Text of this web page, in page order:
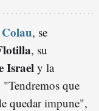
, se
, su
Israel y la
"Tendremos que
quedar impune",